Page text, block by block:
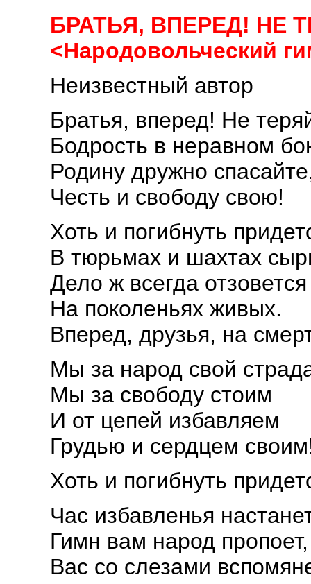
БРАТЬЯ, ВПЕРЕД! НЕ
<Народовольческий
Неизвестный автор
Братья, вперед! Не
Бодрость в неравном
Родину дружно
Честь и свободу свою!
Хоть и погибнуть
В тюрьмах и шахтах
Дело ж всегда отзовется
На поколеньях живых.
Вперед, друзья, на
Мы за народ свой
Мы за свободу стоим
И от цепей избавляем
Грудью и сердцем
Хоть и погибнуть
Час избавленья
Гимн вам народ пропоет,
Вас со слезами